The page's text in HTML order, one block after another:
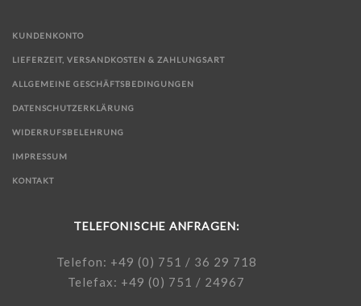
KUNDENKONTO
LIEFERZEIT, VERSANDKOSTEN & ZAHLUNGSART
ALLGEMEINE GESCHÄFTSBEDINGUNGEN
DATENSCHUTZERKLÄRUNG
WIDERRUFSBELEHRUNG
IMPRESSUM
KONTAKT
TELEFONISCHE ANFRAGEN:
Telefon: +49 (0) 751 / 36 29 718
Telefax: +49 (0) 751 / 24967